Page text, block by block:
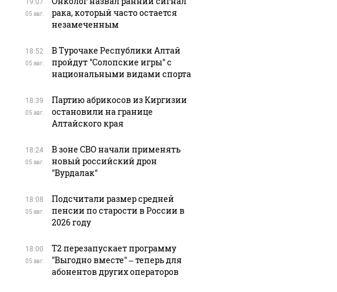
19:07
05 авг.
рака, который часто остается
незамеченным
18:52
05 авг.
В Турочаке Республики Алтай
пройдут "Солопские игры" с
национальными видами спорта
18:39
05 авг.
Партию абрикосов из Киргизии
остановили на границе
Алтайского края
18:24
05 авг.
В зоне СВО начали применять
новый российский дрон
"Вурдалак"
18:08
05 авг.
Подсчитали размер средней
пенсии по старости в России в
2026 году
18:00
05 авг.
Т2 перезапускает программу
"Выгодно вместе" – теперь для
абонентов других операторов